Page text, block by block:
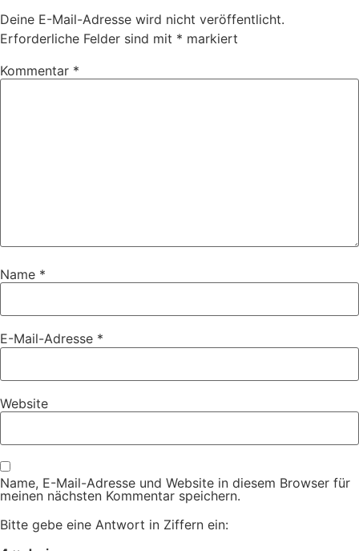
Deine E-Mail-Adresse wird nicht veröffentlicht.
Erforderliche Felder sind mit * markiert
Kommentar *
Name *
E-Mail-Adresse *
Website
Name, E-Mail-Adresse und Website in diesem Browser für
meinen nächsten Kommentar speichern.
Bitte gebe eine Antwort in Ziffern ein: